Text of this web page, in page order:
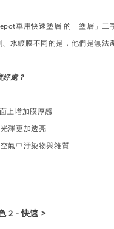
車用快速塗層 的「塗層」
水鍍膜不同的是，他們是無法
處？
上增加膜厚感
澤更加透亮
氣中汙染物與雜質
2 - 快速 >